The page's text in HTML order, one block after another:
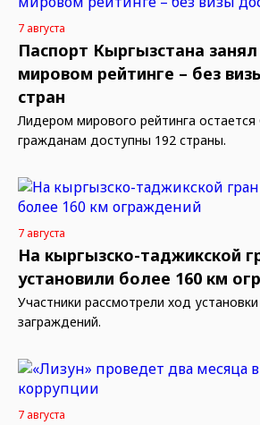
7 августа
Паспорт Кыргызстана
мировом рейтинге – без
стран
Лидером мирового рейтинга остается
гражданам доступны 192 страны.
7 августа
На кыргызско-таджикской
установили более 160 км
Участники рассмотрели ход
заграждений.
7 августа